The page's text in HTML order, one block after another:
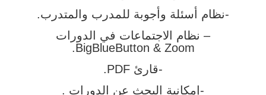
-نظام أسئلة وأجوبة للمدرب والمتدرب.
– نظام الاجتماعات في الدورات
BigBlueButton & Zoom.
-قارئ PDF.
-إمكانية البحث عن الدورات .